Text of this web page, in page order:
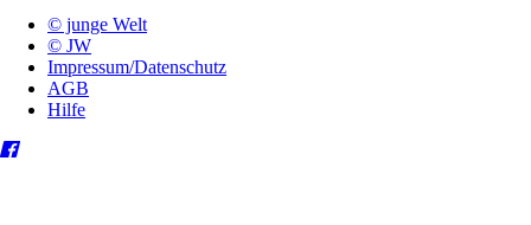
© junge Welt
© JW
Impressum/Datenschutz
AGB
Hilfe